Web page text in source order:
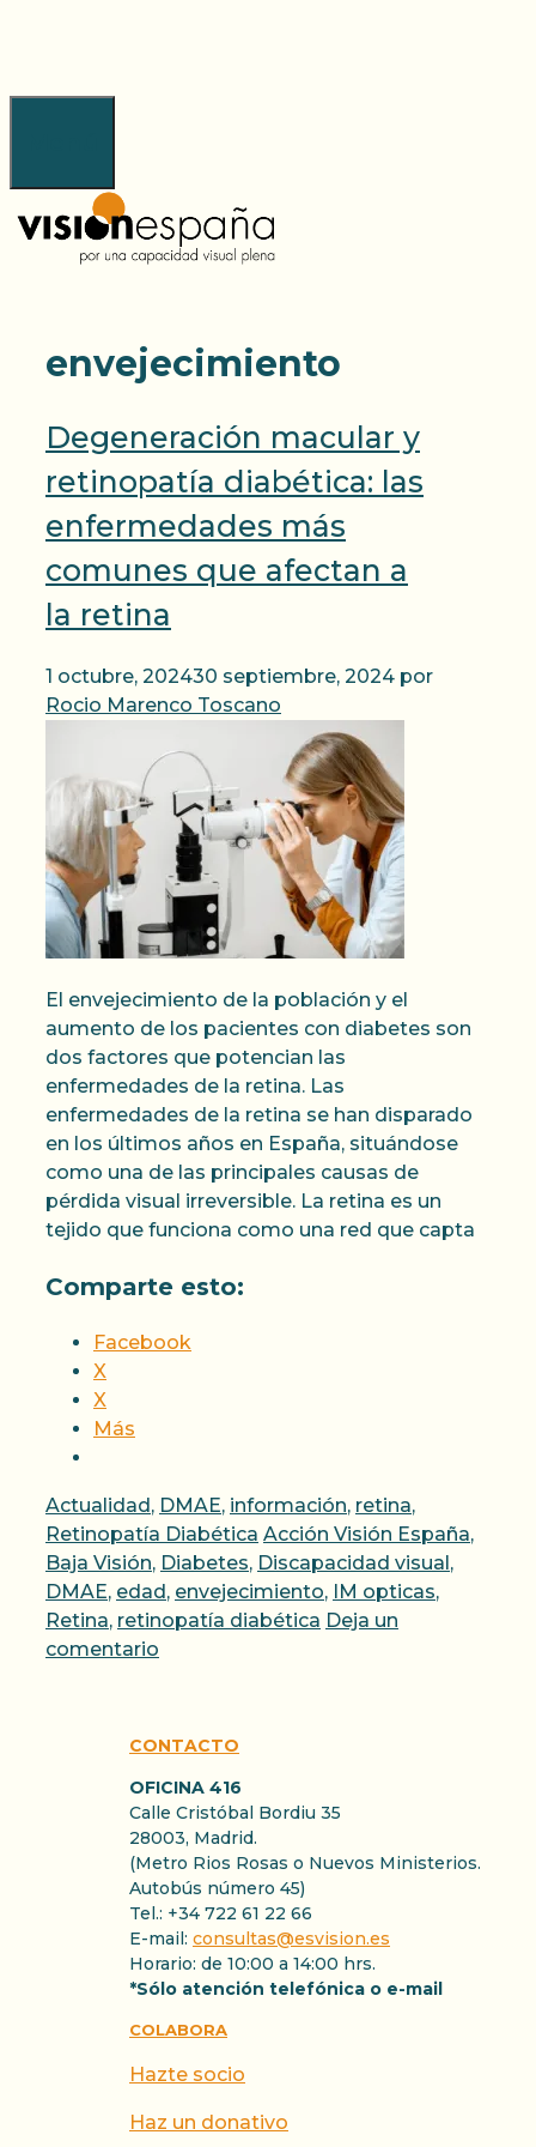
envejecimiento
Degeneración macular y
retinopatía diabética: las
enfermedades más
comunes que afectan a
la retina
1 octubre, 202430 septiembre, 2024 por
Rocio Marenco Toscano
El envejecimiento de la población y el
aumento de los pacientes con diabetes son
dos factores que potencian las
enfermedades de la retina. Las
enfermedades de la retina se han disparado
en los últimos años en España, situándose
como una de las principales causas de
pérdida visual irreversible. La retina es un
tejido que funciona como una red que capta
Comparte esto:
Facebook
X
X
Más
Categorías
Actualidad, DMAE, información, retina,
Retinopatía Diabética Etiquetas
Acción Visión España,
Baja Visión, Diabetes, Discapacidad visual,
DMAE, edad, envejecimiento, IM opticas,
Retina, retinopatía diabética Deja un
comentario
CONTACTO
OFICINA 416
Calle Cristóbal Bordiu 35
28003, Madrid.
(Metro Rios Rosas o Nuevos Ministerios.
Autobús número 45)
Tel.: +34 722 61 22 66
E-mail: consultas@esvision.es
Horario: de 10:00 a 14:00 hrs.
*Sólo atención telefónica o e-mail
COLABORA
Hazte socio
Haz un donativo